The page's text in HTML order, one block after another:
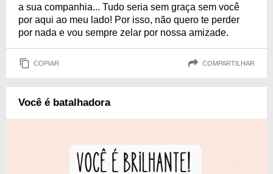
a sua companhia... Tudo seria sem graça sem você
por aqui ao meu lado! Por isso, não quero te perder
por nada e vou sempre zelar por nossa amizade.
COPIAR COMPARTILHAR
Você é batalhadora